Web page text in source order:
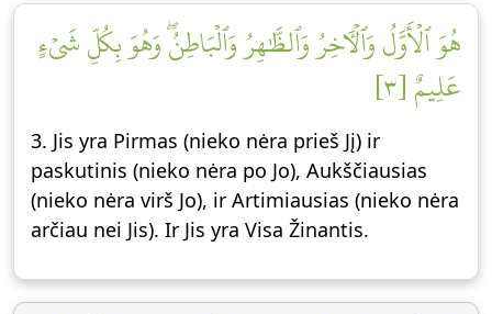
هُوَ ٱلۡأَوَّلُ وَٱلۡأٓخِرُ وَٱلظَّٰهِرُ وَٱلۡبَاطِنُۖ وَهُوَ بِكُلِّ شَيۡءٍ
عَلِيمٌ [٣]
3. Jis yra Pirmas (nieko nėra prieš Jį) ir
paskutinis (nieko nėra po Jo), Aukščiausias
(nieko nėra virš Jo), ir Artimiausias (nieko nėra
arčiau nei Jis). Ir Jis yra Visa Žinantis.